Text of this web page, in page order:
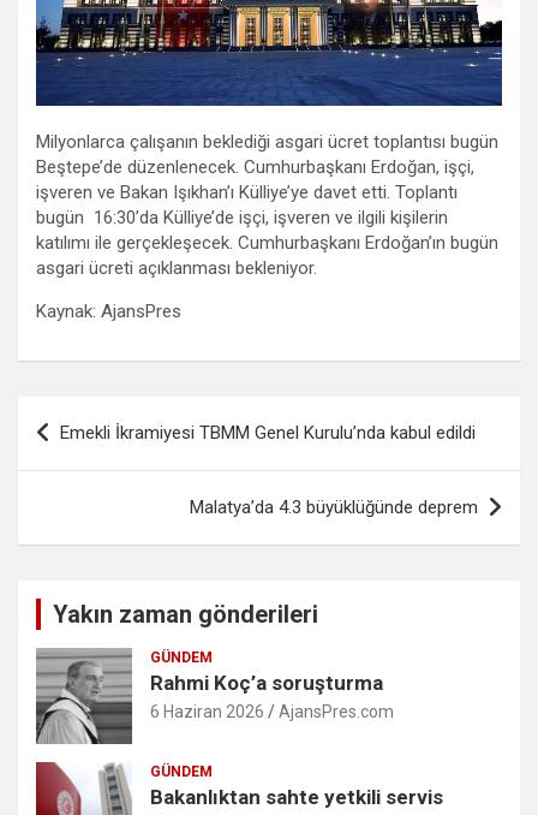
Milyonlarca çalışanın beklediği asgari ücret toplantısı bugün
Beştepe’de düzenlenecek. Cumhurbaşkanı Erdoğan, işçi,
işveren ve Bakan Işıkhan’ı Külliye’ye davet etti. Toplantı
bugün 16:30’da Külliye’de işçi, işveren ve ilgili kişilerin
katılımı ile gerçekleşecek. Cumhurbaşkanı Erdoğan’ın bugün
asgari ücreti açıklanması bekleniyor.
Kaynak: AjansPres
Yazı
gezinmesi
Emekli İkramiyesi TBMM Genel Kurulu’nda kabul edildi
Malatya’da 4.3 büyüklüğünde deprem
Yakın zaman gönderileri
GÜNDEM
Rahmi Koç’a soruşturma
6 Haziran 2026 AjansPres.com
GÜNDEM
Bakanlıktan sahte yetkili servis